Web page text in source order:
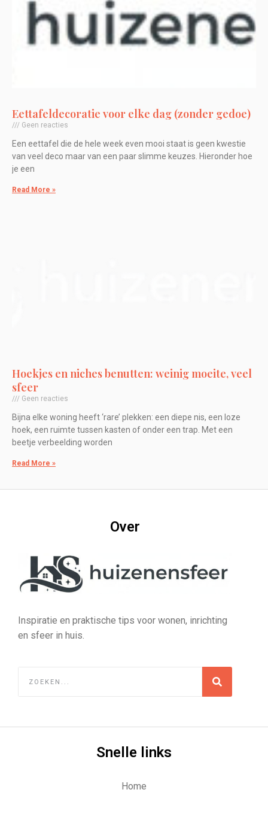
Eettafeldecoratie voor elke dag (zonder gedoe)
Geen reacties
Een eettafel die de hele week even mooi staat is geen kwestie
van veel deco maar van een paar slimme keuzes. Hieronder hoe
je een
Read More »
Hoekjes en niches benutten: weinig moeite, veel
sfeer
Geen reacties
Bijna elke woning heeft ‘rare’ plekken: een diepe nis, een loze
hoek, een ruimte tussen kasten of onder een trap. Met een
beetje verbeelding worden
Read More »
Over
Inspiratie en praktische tips voor wonen, inrichting
en sfeer in huis.
Snelle links
Home